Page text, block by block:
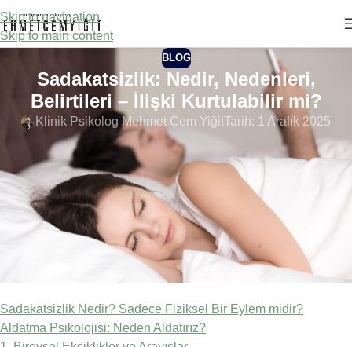
Skip to navigation
Skip to main content
BLOG
Sadakatsizlik: Nedir, Nedenleri,
Belirtileri – İlişki Kurtulabilir mi?
Klinik Psikolog Mehmet Cem YiğitTarih: 1 Aralık 2025
İlişkiler, iki insan arasında kurulan güvenli bir bağ üzerine inşa
edilir. Ancak bazen, beklemediğimiz bir anda bu bağ
sarsılabilir. Sadakatsizlik veya daha yaygın tabiriyle aldatma;
maruz kalan kişi için bir “kalp depremi” gibidir. İnandığınız
gerçeklerin, anıların ve gelecek hayallerinin bir anda
bulanıklaşmasıdır.
Sadakatsizlik Nedir? Sadece Fiziksel Bir Eylem midir?
Aldatma Psikolojisi: Neden Aldatırız?